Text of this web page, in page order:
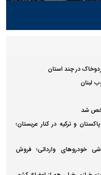
در چند استان
لبنان
شد
و ترکیه در کنار عربستان؛
خودروهای وارداتی‌؛ فروش